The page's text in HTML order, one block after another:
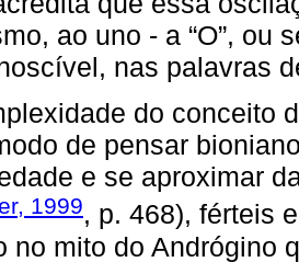
ao uno - a “O”, ou
nas palavras
do conceito
de pensar
e se aproximar
1999, p. 468), férteis
no mito do Andrógino